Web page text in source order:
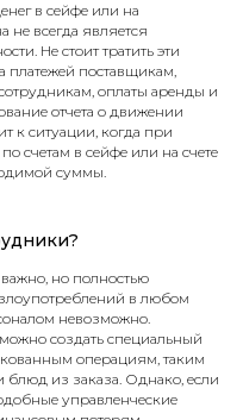
в сейфе или на
не всегда является
Не стоит тратить эти
платежей поставщикам,
оплаты аренды и
отчета о движении
к ситуации, когда при
счетам в сейфе или на счете
суммы.
но полностью
в любом
невозможно.
создать специальный
операциям, таким
блюд из заказа. Однако, если
управленческие